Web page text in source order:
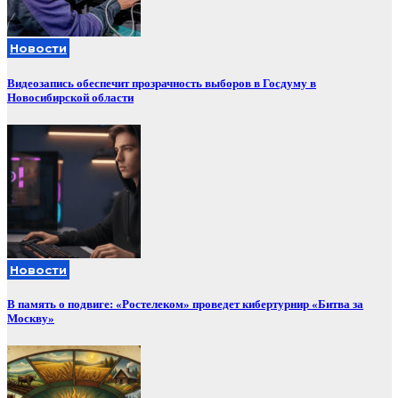
Новости
Видеозапись обеспечит прозрачность выборов в Госдуму в
Новосибирской области
Новости
В память о подвиге: «Ростелеком» проведет кибертурнир «Битва за
Москву»